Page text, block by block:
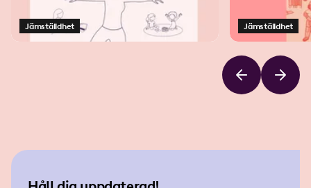
Jämställdhet Jämställdhet